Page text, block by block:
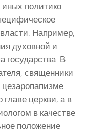
иных политико-
Например,
духовной и
государства. В
священники
главе церкви, а в
в качестве
положение